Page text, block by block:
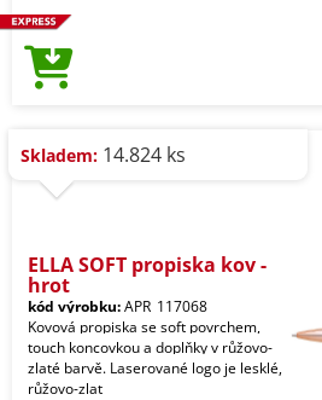
Skladem: 14.824 ks
ELLA SOFT propiska kov -
hrot
kód výrobku:APR_117068
Kovová propiska se soft povrchem,
touch koncovkou a doplňky v růžovo-
zlaté barvě. Laserované logo je lesklé,
růžovo-zlat